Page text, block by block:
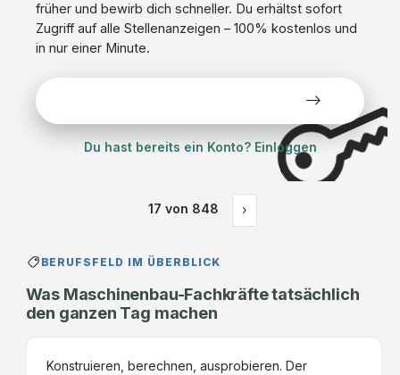
früher und bewirb dich schneller. Du erhältst sofort
Zugriff auf alle Stellenanzeigen – 100% kostenlos und
in nur einer Minute.
Du hast bereits ein Konto? Einloggen
17 von 848 ›
BERUFSFELD IM ÜBERBLICK
Was Maschinenbau-Fachkräfte tatsächlich
den ganzen Tag machen
Konstruieren, berechnen, ausprobieren. Der